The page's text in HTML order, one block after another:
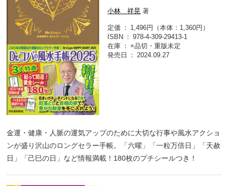
小林 祥晃 著
定価
1,496円（本体：1,360円）
ISBN
978-4-309-29413-1
在庫
×品切・重版未定
発売日
2024.09.27
金運・健康・人脈の運気アップのために大切な行事や風水アクショ
ンが盛り沢山のロングセラー手帳。「六曜」「一粒万倍日」「天赦
日」「己巳の日」など情報満載！180枚のプチシールつき！